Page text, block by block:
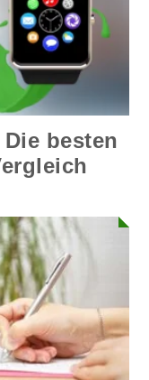
besten